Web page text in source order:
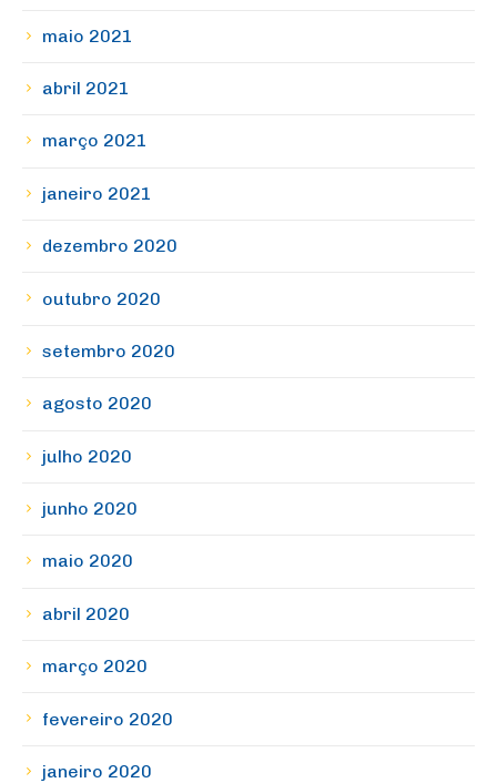
maio 2021
abril 2021
março 2021
janeiro 2021
dezembro 2020
outubro 2020
setembro 2020
agosto 2020
julho 2020
junho 2020
maio 2020
abril 2020
março 2020
fevereiro 2020
janeiro 2020